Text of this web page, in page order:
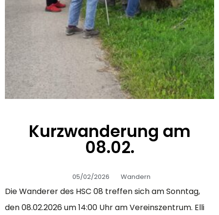
Kurzwanderung am
08.02.
05/02/2026 Wandern
Die Wanderer des HSC 08 treffen sich am Sonntag,
den 08.02.2026 um 14:00 Uhr am Vereinszentrum. Elli